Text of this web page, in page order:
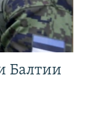
Балтии